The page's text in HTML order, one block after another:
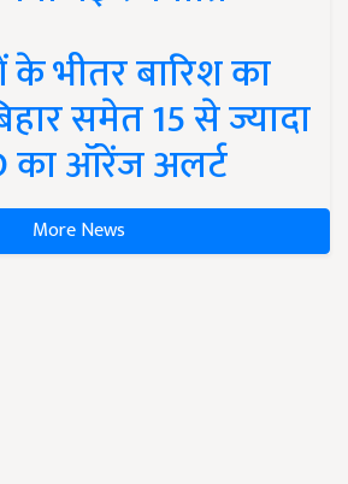
भीतर बारिश का
समेत 15 से ज्यादा
का ऑरेंज अलर्ट
More News